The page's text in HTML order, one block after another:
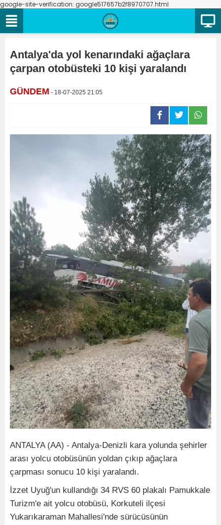
google-site-verification: google517657b2f8970707.html
Antalya'da yol kenarındaki ağaçlara
çarpan otobüsteki 10 kişi yaralandı
GÜNDEM - 18-07-2025 21:05
ANTALYA (AA) - Antalya-Denizli kara yolunda şehirler
arası yolcu otobüsünün yoldan çıkıp ağaçlara
çarpması sonucu 10 kişi yaralandı.
İzzet Uyuğ'un kullandığı 34 RVS 60 plakalı Pamukkale
Turizm'e ait yolcu otobüsü, Korkuteli ilçesi
Yukarıkaraman Mahallesi'nde sürücüsünün